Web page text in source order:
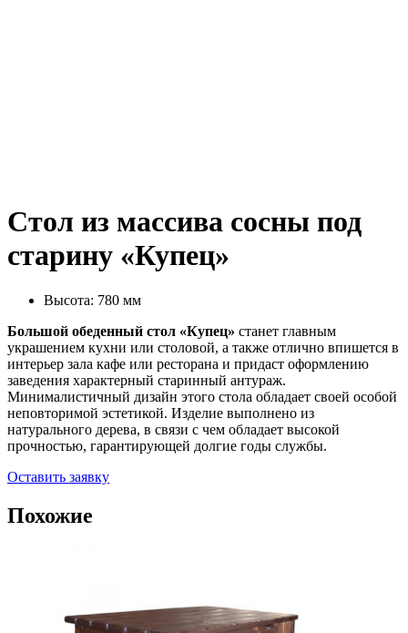
Стол из массива сосны под
старину «Купец»
Высота: 780 мм
Большой обеденный стол «Купец» станет главным
украшением кухни или столовой, а также отлично впишется в
интерьер зала кафе или ресторана и придаст оформлению
заведения характерный старинный антураж.
Минималистичный дизайн этого стола обладает своей особой
неповторимой эстетикой. Изделие выполнено из
натурального дерева, в связи с чем обладает высокой
прочностью, гарантирующей долгие годы службы.
Оставить заявку
Похожие